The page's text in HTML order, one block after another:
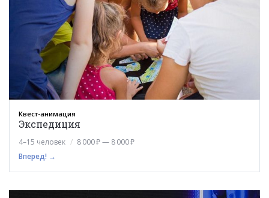
Квест-анимация
Экспедиция
4–15 человек
8 000 ₽ — 8 000 ₽
Вперед! →